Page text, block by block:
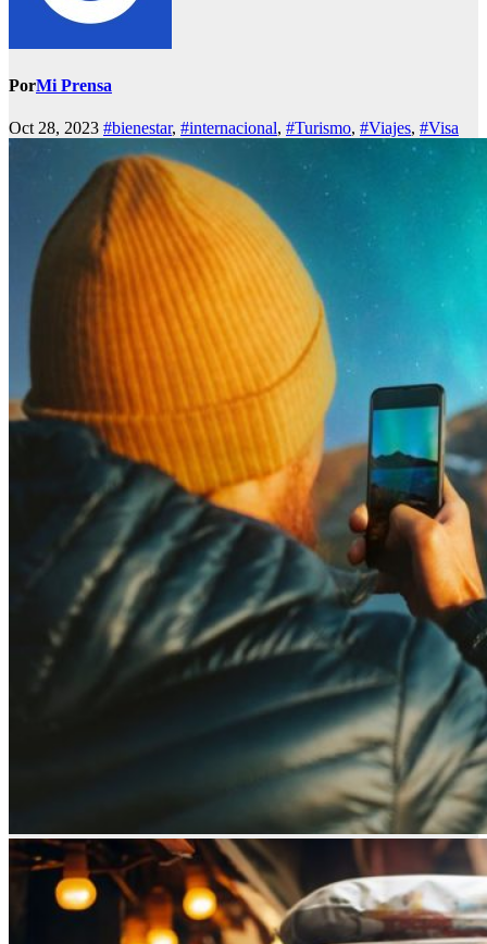
PorMi Prensa
Oct 28, 2023 #bienestar, #internacional, #Turismo, #Viajes, #Visa